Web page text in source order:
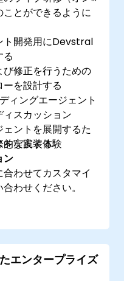
とができるように
ト開発用にDevstral
る
修正を行うための
を設計する
ィングエージェント
ントを展開するた
を実践する
スカッション
な実装体験
ン
わせてカスタマイ
わせください。
エンタープライズ